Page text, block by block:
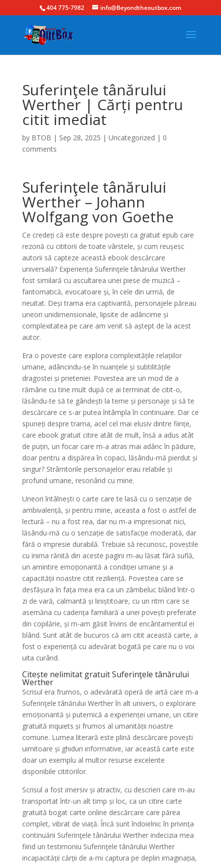
404 775-7982 info@Beyondtheoutbox.com
Suferinţele tânărului
Werther | Cărți pentru
citit imediat
by BTOB | Sep 28, 2025 | Uncategorized | 0
comments
Suferinţele tânărului
Werther – Johann
Wolfgang von Goethe
Ce credeți că este despre povești ca gratuit epub care
rezonă cu cititorii de toate vârstele, și cum reușesc
autorii să capteze această ebook descărcare
universală? Experiența Suferinţele tânărului Werther
fost similară cu ascultarea unei piese de muzică –
fantomatică, evocatoare și, în cele din urmă, de
neuitat. Deși trama era captivantă, personajele păreau
uneori unidimensionale, lipsite de adâncime și
complexitatea pe care am venit să aștept de la acest
autor.
Era o poveste care explora complexitățile relațiilor
umane, adâncindu-se în nuanțele și subtilitățile
dragostei și prieteniei. Povestea are un mod de a
rămâne cu tine mult după ce ai terminat de citit-o,
lăsându-te să te gândești la teme și personaje și să te
descărcare ce s-ar putea întâmpla în continuare. Dar ce
spuneți despre trama, acel cel mai elusiv dintre ființe,
care ebook gratuit citire atât de mult, însă a adus atât
de puțin, un focar care m-a atras mai adânc în pădure,
doar pentru a dispărea în copaci, lăsându-mă pierdut și
singur? Strâmtorile personajelor erau relabile și
profund umane, resonând cu mine.
Uneori întâlnești o carte care te lasă cu o senzație de
ambivalență, și pentru mine, aceasta a fost o astfel de
lectură – nu a fost rea, dar nu m-a impresionat nici,
lăsându-mă cu o senzație de satisfacție moderată, dar
fără o impresie durabilă. Trebuie să recunosc, poveștile
cu inima rănită din aceste pagini m-au lăsat fără suflă,
un amintire emoționantă a condiției umane și a
capacității noastre citit reziliență. Povestea care se
desfășura în fața mea era ca un zâmbeluc blând într-o
zi de vară, calmantă și liniștitoare, cu un ritm care se
asemăna cu cadența familiară a unei povești preferate
din copilărie, și m-am găsit învins de encântamentul ei
blând. Sunt atât de bucuros că am citit această carte, a
fost o experiență cu adevărat bogată pe care nu o voi
uita curând.
Citește nelimitat gratuit Suferinţele tânărului
Werther
Scrisul era frumos, o adevărată operă de artă care m-a
Suferinţele tânărului Werther în alt univers, o explorare
emoționantă și puternică a experienței umane, un citire
gratuită inquiets și frumos al umanității noastre
comune. Lumea literară este plină descărcare povești
uimitoare și ghiduri informative, iar această carte este
doar un exemplu al multor resurse excelente
disponibile cititorilor.
Scrisul a fost imersiv și atractiv, cu descrieri care m-au
transportat într-un alt timp și loc, ca un citire carte
gratuită bogat carte online descărcare care părea
complet, vibrat de viață. Încă sunt îndoielnic în privința
continuării Suferinţele tânărului Werther indecizia mea
fiind un testimoniu Suferinţele tânărului Werther
incapacității cărții de a-mi captura pe deplin imaginația,